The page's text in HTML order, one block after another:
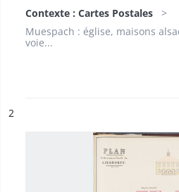
Contexte : Cartes Postales
Muespach : église, maisons
voie...
n°
2